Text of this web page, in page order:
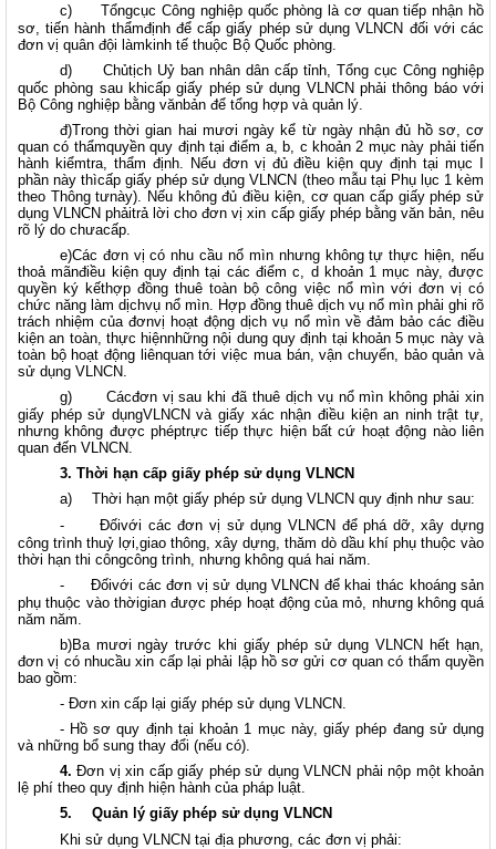
c)
Tổngcục Công nghiệp quốc phòng là cơ quan tiếp nhận hồ
sơ, tiến hành thẩmđịnh để cấp giấy phép sử dụng VLNCN đối với các
đơn vị quân đội làmkinh tế thuộc Bộ Quốc phòng.
d)
Chủtịch Uỷ ban nhân dân cấp tỉnh, Tổng cục Công nghiệp
quốc phòng sau khicấp giấy phép sử dụng VLNCN phải thông báo với
Bộ Công nghiệp bằng vănbản để tổng hợp và quản lý.
đ)Trong thời gian hai mươi ngày kể từ ngày nhận đủ hồ sơ, cơ
quan có thẩmquyền quy định tại điểm a, b, c khoản 2 mục này phải tiến
hành kiểmtra, thẩm định. Nếu đơn vị đủ điều kiện quy định tại mục I
phần này thìcấp giấy phép sử dụng VLNCN (theo mẫu tại Phụ lục 1 kèm
theo Thông tưnày). Nếu không đủ điều kiện, cơ quan cấp giấy phép sử
dụng VLNCN phảitrả lời cho đơn vị xin cấp giấy phép bằng văn bản, nêu
rõ lý do chưacấp.
e)Các đơn vị có nhu cầu nổ mìn nhưng không tự thực hiện, nếu
thoả mãnđiều kiện quy định tại các điểm c, d khoản 1 mục này, được
quyền ký kếthợp đồng thuê toàn bộ công việc nổ mìn với đơn vị có
chức năng làm dịchvụ nổ mìn. Hợp đồng thuê dịch vụ nổ mìn phải ghi rõ
trách nhiệm của đơnvị hoạt động dịch vụ nổ mìn về đảm bảo các điều
kiện an toàn, thực hiệnnhững nội dung quy định tại khoản 5 mục này và
toàn bộ hoạt động liênquan tới việc mua bán, vận chuyển, bảo quản và
sử dụng VLNCN.
g)
Cácđơn vị sau khi đã thuê dịch vụ nổ mìn không phải xin
giấy phép sử dụngVLNCN và giấy xác nhận điều kiện an ninh trật tự,
nhưng không được phéptrực tiếp thực hiện bất cứ hoạt động nào liên
quan đến VLNCN.
3. Thời hạn cấp giấy phép sử dụng VLNCN
a)
Thời hạn một giấy phép sử dụng VLNCN quy định như sau:
-
Đốivới các đơn vị sử dụng VLNCN để phá dỡ, xây dựng
công trình thuỷ lợi,giao thông, xây dựng, thăm dò dầu khí phụ thuộc vào
thời hạn thi côngcông trình, nhưng không quá hai năm.
-
Đốivới các đơn vị sử dụng VLNCN để khai thác khoáng sản
phụ thuộc vào thờigian được phép hoạt động của mỏ, nhưng không quá
năm năm.
b)Ba mươi ngày trước khi giấy phép sử dụng VLNCN hết hạn,
đơn vị có nhucầu xin cấp lại phải lập hồ sơ gửi cơ quan có thẩm quyền
bao gồm:
- Đơn xin cấp lại giấy phép sử dụng VLNCN.
- Hồ sơ quy định tại khoản 1 mục này, giấy phép đang sử dụng
và những bổ sung thay đổi (nếu có).
4. Đơn vị xin cấp giấy phép sử dụng VLNCN phải nộp một khoản
lệ phí theo quy định hiện hành của pháp luật.
5.
Quản lý giấy phép sử dụng VLNCN
Khi sử dụng VLNCN tại địa phương, các đơn vị phải: